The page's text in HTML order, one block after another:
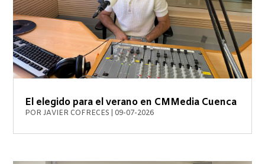
El elegido para el verano en CMMedia Cuenca
PORJAVIER COFRECES 09-07-2026